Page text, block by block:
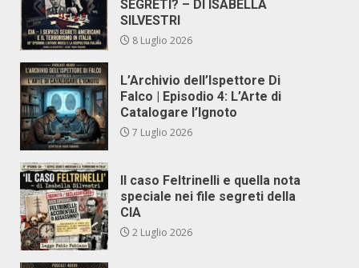
SEGRETI? – DI ISABELLA
SILVESTRI
8 Luglio 2026
L’Archivio dell’Ispettore Di
Falco | Episodio 4: L’Arte di
Catalogare l’Ignoto
7 Luglio 2026
Il caso Feltrinelli e quella nota
speciale nei file segreti della
CIA
2 Luglio 2026